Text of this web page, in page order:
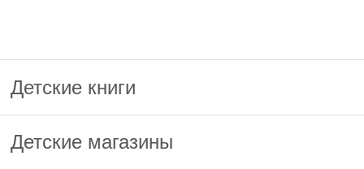
Детские книги
Детские магазины